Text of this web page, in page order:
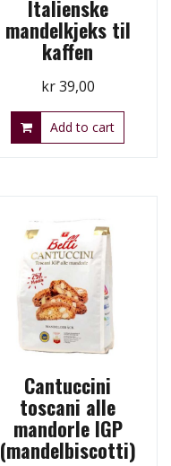
Italienske
mandelkjeks til
kaffen
kr39,00
Add to cart
Cantuccini
toscani alle
mandorle IGP
(mandelbiscotti)